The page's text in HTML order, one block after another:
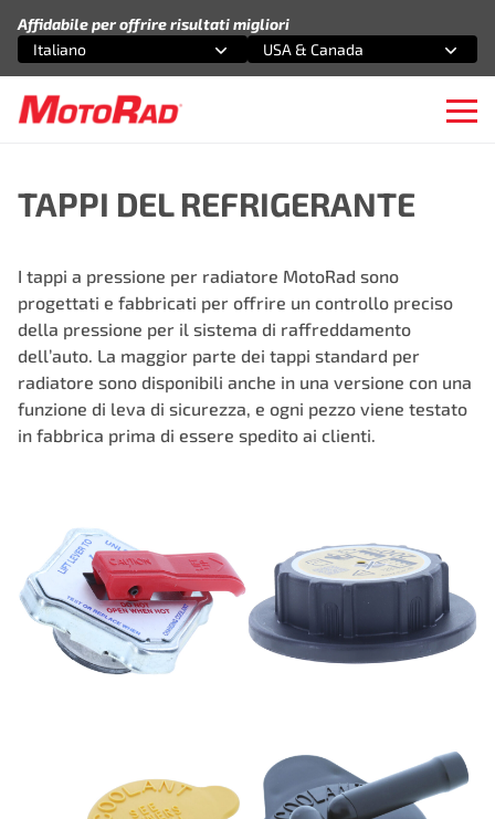
Affidabile per offrire risultati migliori
Seleziona un'opzione
Italiano
Seleziona un'opzione
USA & Canada
TAPPI DEL REFRIGERANTE
I tappi a pressione per radiatore MotoRad sono
progettati e fabbricati per offrire un controllo preciso
della pressione per il sistema di raffreddamento
dell’auto. La maggior parte dei tappi standard per
radiatore sono disponibili anche in una versione con una
funzione di leva di sicurezza, e ogni pezzo viene testato
in fabbrica prima di essere spedito ai clienti.